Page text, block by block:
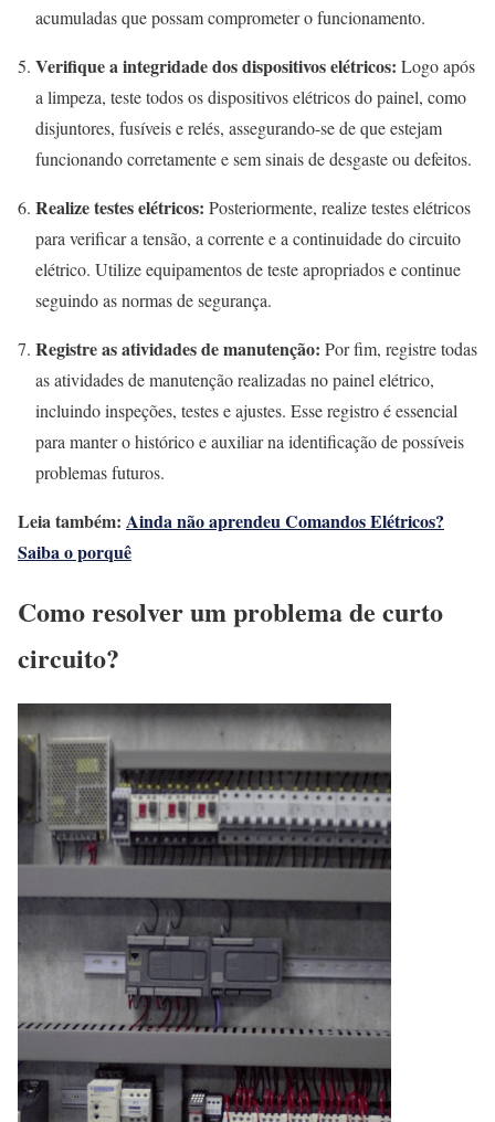
acumuladas que possam comprometer o funcionamento.
Verifique a integridade dos dispositivos elétricos: Logo após
a limpeza, teste todos os dispositivos elétricos do painel, como
disjuntores, fusíveis e relés, assegurando-se de que estejam
funcionando corretamente e sem sinais de desgaste ou defeitos.
Realize testes elétricos: Posteriormente, realize testes elétricos
para verificar a tensão, a corrente e a continuidade do circuito
elétrico. Utilize equipamentos de teste apropriados e continue
seguindo as normas de segurança.
Registre as atividades de manutenção: Por fim, registre todas
as atividades de manutenção realizadas no painel elétrico,
incluindo inspeções, testes e ajustes. Esse registro é essencial
para manter o histórico e auxiliar na identificação de possíveis
problemas futuros.
Leia também: Ainda não aprendeu Comandos Elétricos?
Saiba o porquê
Como resolver um problema de curto
circuito?